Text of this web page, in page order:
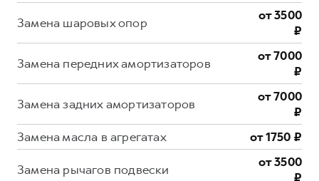
Замена шаровых опор
от 3500
₽
Замена передних амортизаторов
от 7000
₽
Замена задних амортизаторов
от 7000
₽
Замена масла в агрегатах
от 1750 ₽
Замена рычагов подвески
от 3500
₽